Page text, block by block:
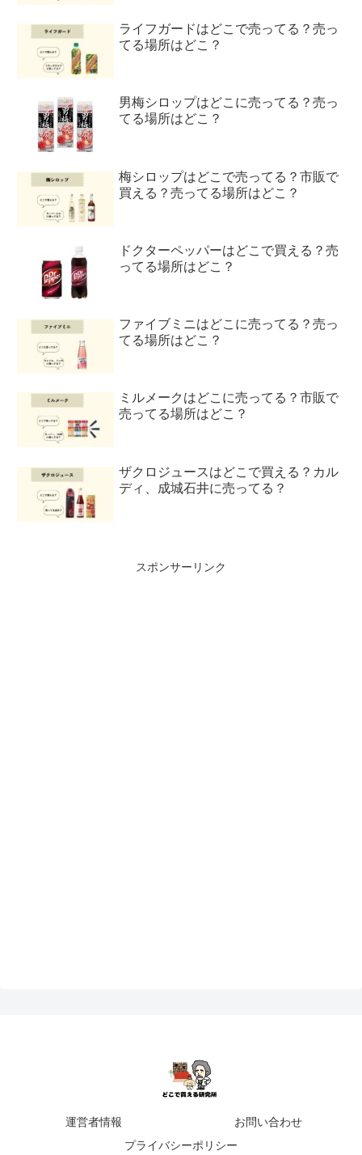
ライフガードはどこで売ってる？売っ
てる場所はどこ？
男梅シロップはどこに売ってる？売っ
てる場所はどこ？
梅シロップはどこで売ってる？市販で
買える？売ってる場所はどこ？
ドクターペッパーはどこで買える？売
ってる場所はどこ？
ファイブミニはどこに売ってる？売っ
てる場所はどこ？
ミルメークはどこに売ってる？市販で
売ってる場所はどこ？
ザクロジュースはどこで買える？カル
ディ、成城石井に売ってる？
スポンサーリンク
運営者情報
お問い合わせ
プライバシーポリシー